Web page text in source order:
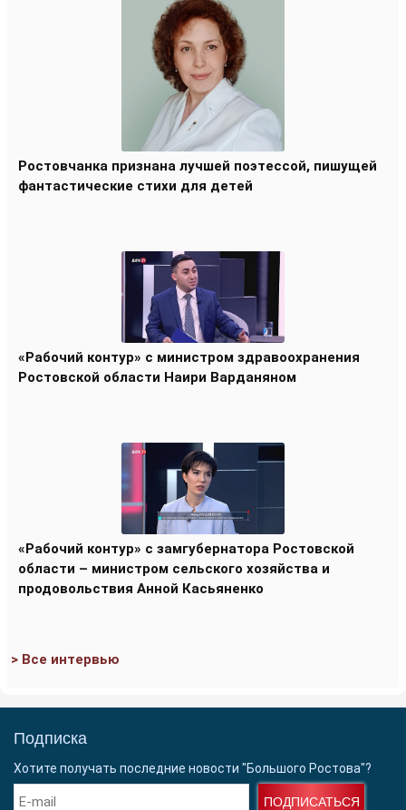
Ростовчанка признана лучшей поэтессой, пишущей
фантастические стихи для детей
«Рабочий контур» с министром здравоохранения
Ростовской области Наири Варданяном
«Рабочий контур» с замгубернатора Ростовской
области – министром сельского хозяйства и
продовольствия Анной Касьяненко
> Все интервью
Подписка
Хотите получать последние новости "Большого Ростова"?
ПОДПИСАТЬСЯ